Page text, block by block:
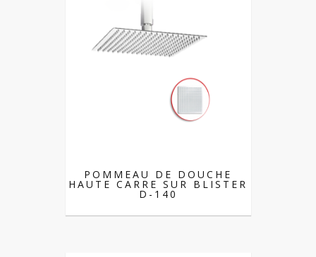
POMMEAU DE DOUCHE
HAUTE CARRE SUR BLISTER
D-140